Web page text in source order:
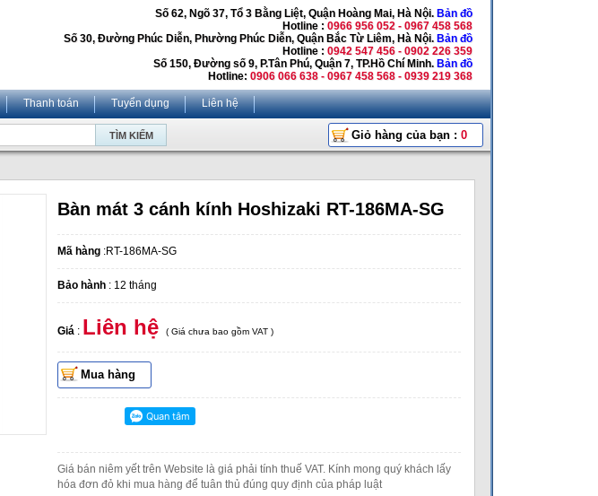
Số 62, Ngõ 37, Tổ 3 Bằng Liệt, Quận Hoàng Mai, Hà Nội. Bản đồ
Hotline : 0966 956 052 - 0967 458 568
Số 30, Đường Phúc Diễn, Phường Phúc Diễn, Quận Bắc Từ Liêm, Hà Nội. Bản đồ
Hotline : 0942 547 456 - 0902 226 359
Số 150, Đường số 9, P.Tân Phú, Quận 7, TP.Hồ Chí Minh. Bản đồ
Hotline: 0906 066 638 - 0967 458 568 - 0939 219 368
Thanh toán Tuyển dụng Liên hệ
Giỏ hàng của bạn : 0
Bàn mát 3 cánh kính Hoshizaki RT-186MA-SG
Mã hàng :RT-186MA-SG
Bảo hành : 12 tháng
Giá : Liên hệ ( Giá chưa bao gồm VAT )
Mua hàng
Giá bán niêm yết trên Website là giá phải tính thuế VAT. Kính mong quý khách lấy
hóa đơn đỏ khi mua hàng để tuân thủ đúng quy định của pháp luật